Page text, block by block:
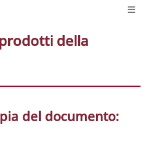
della
del documento: